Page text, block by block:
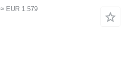
≈ EUR 1.579